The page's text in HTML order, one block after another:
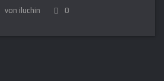
von iluchin 0